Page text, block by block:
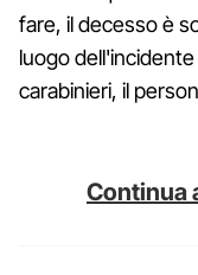
fare, il decesso è
luogo dell'incidente
carabinieri, il
Continua